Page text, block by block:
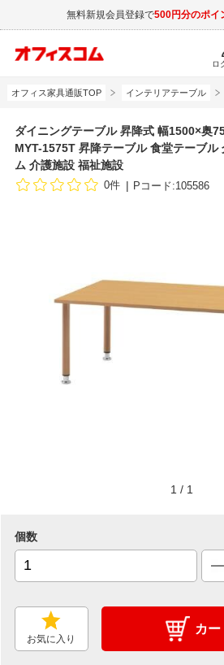
無料新規会員登録で500円分のポイ
ロ
オフィス家具通販TOP インテリアテーブル
ダイニングテーブル 昇降式 幅1500×奥
MYT-1575T 昇降テーブル 食堂テーブル
ム 介護施設 福祉施設
0件 Pコード:105586
1 / 1
個数
お気に入り
カ